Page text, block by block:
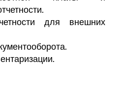
для внешних
.